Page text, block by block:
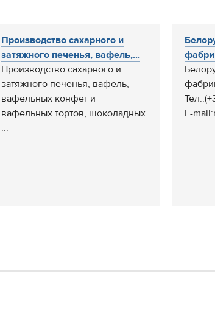
Производство сахарного и
затяжного печенья, вафель,...
Производство сахарного и
затяжного печенья, вафель,
вафельных конфет и
вафельных тортов, шоколадных
...
E-